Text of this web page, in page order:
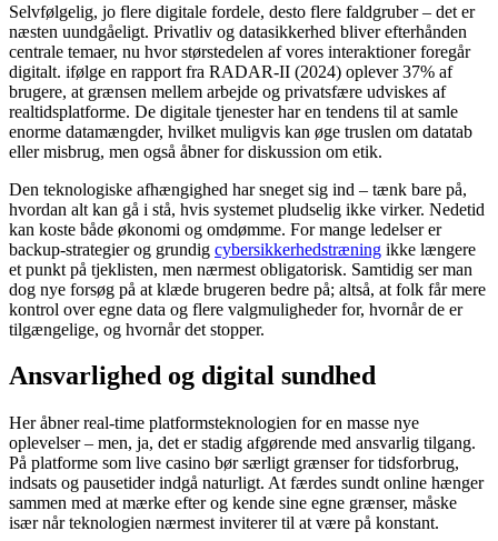
Selvfølgelig, jo flere digitale fordele, desto flere faldgruber – det er
næsten uundgåeligt. Privatliv og datasikkerhed bliver efterhånden
centrale temaer, nu hvor størstedelen af vores interaktioner foregår
digitalt. ifølge en rapport fra RADAR-II (2024) oplever 37% af
brugere, at grænsen mellem arbejde og privatsfære udviskes af
realtidsplatforme. De digitale tjenester har en tendens til at samle
enorme datamængder, hvilket muligvis kan øge truslen om datatab
eller misbrug, men også åbner for diskussion om etik.
Den teknologiske afhængighed har sneget sig ind – tænk bare på,
hvordan alt kan gå i stå, hvis systemet pludselig ikke virker. Nedetid
kan koste både økonomi og omdømme. For mange ledelser er
backup-strategier og grundig cybersikkerhedstræning ikke længere
et punkt på tjeklisten, men nærmest obligatorisk. Samtidig ser man
dog nye forsøg på at klæde brugeren bedre på; altså, at folk får mere
kontrol over egne data og flere valgmuligheder for, hvornår de er
tilgængelige, og hvornår det stopper.
Ansvarlighed og digital sundhed
Her åbner real-time platformsteknologien for en masse nye
oplevelser – men, ja, det er stadig afgørende med ansvarlig tilgang.
På platforme som live casino bør særligt grænser for tidsforbrug,
indsats og pausetider indgå naturligt. At færdes sundt online hænger
sammen med at mærke efter og kende sine egne grænser, måske
især når teknologien nærmest inviterer til at være på konstant.